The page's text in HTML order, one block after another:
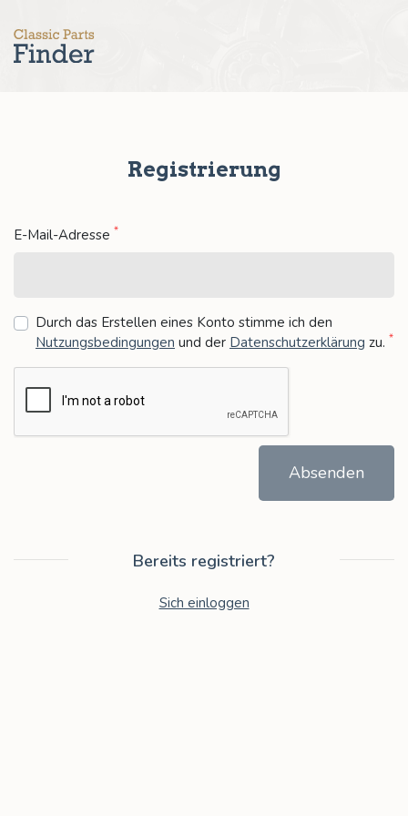
Registrierung
E-Mail-Adresse *
Durch das Erstellen eines Konto stimme ich den
Nutzungsbedingungen und der Datenschutzerklärung zu. *
Absenden
Bereits registriert?
Sich einloggen